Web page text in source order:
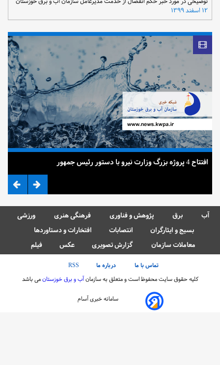
افتتاح 4 پروژه بزرگ وزارت نیرو با دستور رئیس جمهور
آب برق پژوهش و فناوری فرهنگی هنری
ورزشی
بسیج و ایثارگران
انتصابات
افتخارات و دستاوردها
معاملات سازمان
گزارش تصویری عکس فیلم
تماس با ما درباره ما
RSS
کلیه حقوق سایت محفوظ است و متعلق به سازمانآب و برق خوزستانمی باشد
سامانه خبری آسام